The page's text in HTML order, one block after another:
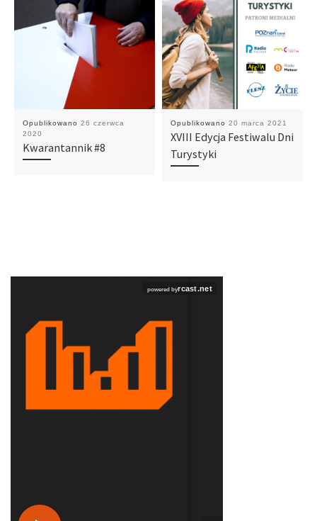
Opublikowano 26 czerwca
2020
Kwarantannik #8
Opublikowano 20 marca 2021
XVIII Edycja Festiwalu Dni
Turystyki